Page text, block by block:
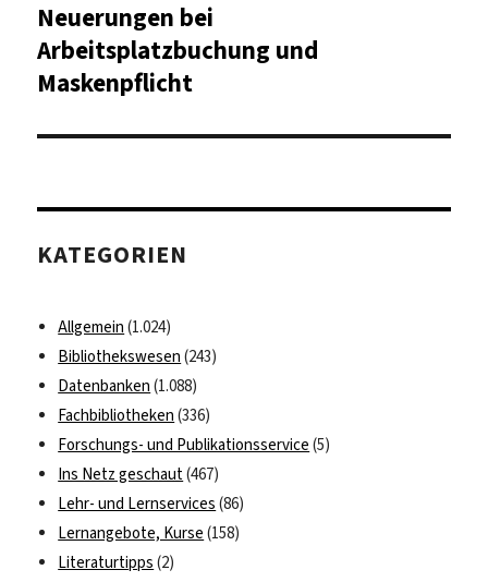
Nächster
Beitrag:
Neuerungen bei
Arbeitsplatzbuchung und
Maskenpflicht
KATEGORIEN
Allgemein (1.024)
Bibliothekswesen (243)
Datenbanken (1.088)
Fachbibliotheken (336)
Forschungs- und Publikationsservice (5)
Ins Netz geschaut(467)
Lehr- und Lernservices (86)
Lernangebote, Kurse (158)
Literaturtipps (2)